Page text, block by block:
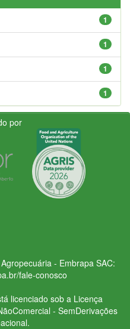
1
1
1
1
por
- Embrapa SAC:
fale-conosco
licenciado sob a Licença
- SemDerivações